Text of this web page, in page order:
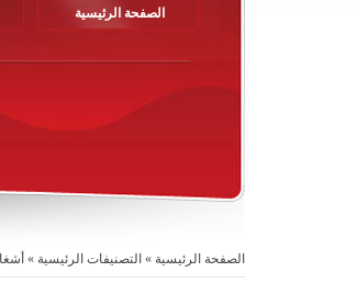
الصفحة الرئيسية
الصفحة الرئيسية » التصنيفات الرئيسية »